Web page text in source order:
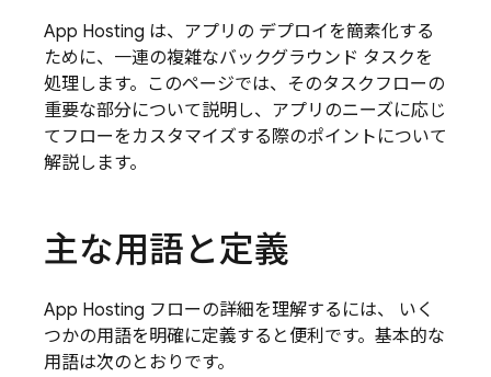
App Hosting は、アプリの デプロイを簡素化する
ために、一連の複雑なバックグラウンド タスクを
処理します。このページでは、そのタスクフローの
重要な部分について説明し、アプリのニーズに応じ
てフローをカスタマイズする際のポイントについて
解説します。
主な用語と定義
App Hosting フローの詳細を理解するには、 いく
つかの用語を明確に定義すると便利です。基本的な
用語は次のとおりです。